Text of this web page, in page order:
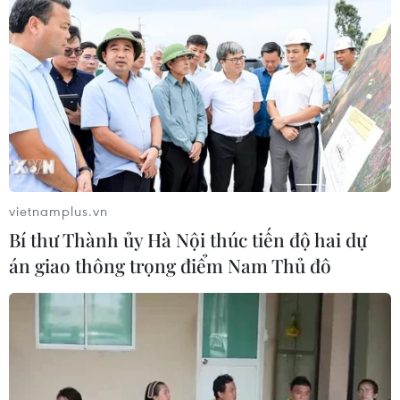
đoạt hơn 2 tỷ đồng
08/08/2026 13:41
Sông Hồng và khát vọng kiến tạo Hà
Nội trở thành đô thị toàn cầu
08/08/2026 13:13
Tai nạn lao động tại Lâm Đồng khiến
hai công nhân thương vong
08/08/2026 12:32
Đội K93 quy tập được 11 bộ hài cốt liệt
sỹ trên địa bàn An Giang
vietnamplus.vn
Bí thư Thành ủy Hà Nội thúc tiến độ hai dự
án giao thông trọng điểm Nam Thủ đô